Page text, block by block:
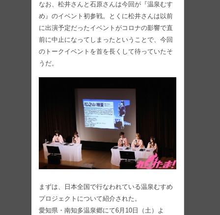
なお、松井さんと石原さんは今回が『温泉むす
め』のイベント初参戦。とくに松井さんは以前
に出演予定だったイベントがコロナの影響で直
前に中止になってしまったということで、今回
のトークイベントを首を長くして待っていたそ
うだ。
まずは、日本全国で行なわれている温泉むすめ
プロジェクトについて紹介された。
愛知県・南知多温泉郷にて6月10日（土）よ